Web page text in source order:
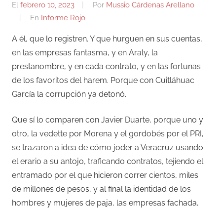
El febrero 10, 2023 Por Mussio Cárdenas Arellano
En Informe Rojo
A él, que lo registren. Y que hurguen en sus cuentas,
en las empresas fantasma, y en Araly, la
prestanombre, y en cada contrato, y en las fortunas
de los favoritos del harem. Porque con Cuitláhuac
García la corrupción ya detonó.
Que sí lo comparen con Javier Duarte, porque uno y
otro, la vedette por Morena y el gordobés por el PRI,
se trazaron a idea de cómo joder a Veracruz usando
el erario a su antojo, traficando contratos, tejiendo el
entramado por el que hicieron correr cientos, miles
de millones de pesos, y al final la identidad de los
hombres y mujeres de paja, las empresas fachada,